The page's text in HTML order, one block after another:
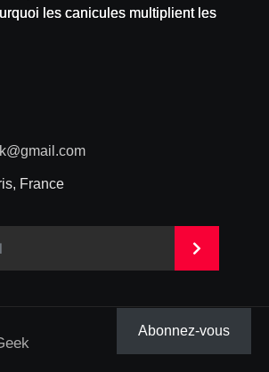
les canicules multiplient les
France
>
Abonnez-vous